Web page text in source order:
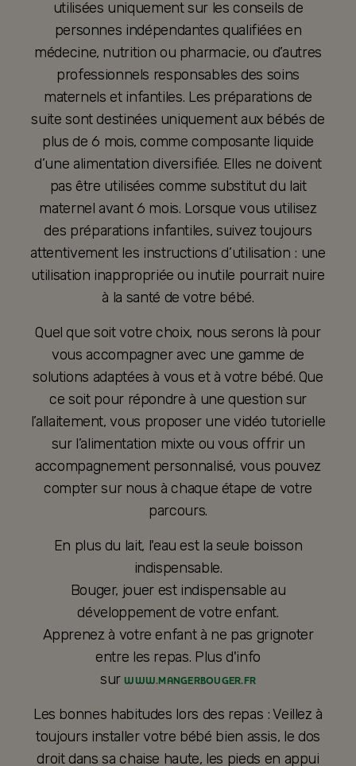
utilisées uniquement sur les conseils de
personnes indépendantes qualifiées en
médecine, nutrition ou pharmacie, ou d’autres
professionnels responsables des soins
maternels et infantiles. Les préparations de
suite sont destinées uniquement aux bébés de
plus de 6 mois, comme composante liquide
d’une alimentation diversifiée. Elles ne doivent
pas être utilisées comme substitut du lait
maternel avant 6 mois. Lorsque vous utilisez
des préparations infantiles, suivez toujours
attentivement les instructions d’utilisation : une
utilisation inappropriée ou inutile pourrait nuire
à la santé de votre bébé.
Quel que soit votre choix, nous serons là pour
vous accompagner avec une gamme de
solutions adaptées à vous et à votre bébé. Que
ce soit pour répondre à une question sur
l’allaitement, vous proposer une vidéo tutorielle
sur l’alimentation mixte ou vous offrir un
accompagnement personnalisé, vous pouvez
compter sur nous à chaque étape de votre
parcours.
En plus du lait, l'eau est la seule boisson
indispensable.
Bouger, jouer est indispensable au
développement de votre enfant.
Apprenez à votre enfant à ne pas grignoter
entre les repas. Plus d'info
surWWW.MANGERBOUGER.FR
Les bonnes habitudes lors des repas : Veillez à
toujours installer votre bébé bien assis, le dos
droit dans sa chaise haute, les pieds en appui